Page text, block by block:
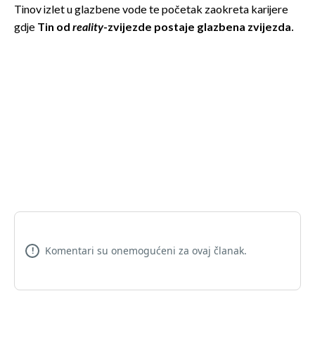
Tinov izlet u glazbene vode te početak zaokreta karijere
gdje Tin od reality-zvijezde postaje glazbena zvijezda.
! Komentari su onemogućeni za ovaj članak.